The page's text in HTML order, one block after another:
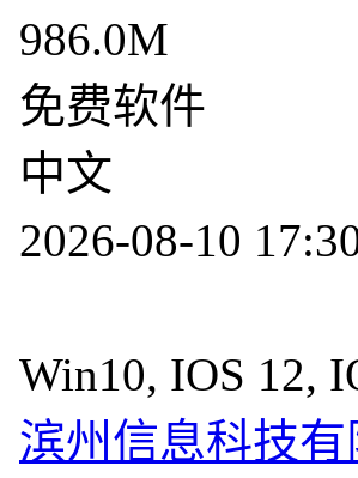
986.0M
免费软件
中文
2026-08-10
Win10, IOS 12,
滨州信息科技